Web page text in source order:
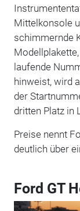
Mittelkonsole
schimmernde
laufende
hinweist, wird
der
dritten Platz in
Preise nennt
deutlich über
Ford GT